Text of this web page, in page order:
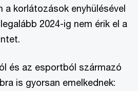
a korlátozások enyhülésével
2024-ig nem érik el a
és az esportból származó
is gyorsan emelkednek: